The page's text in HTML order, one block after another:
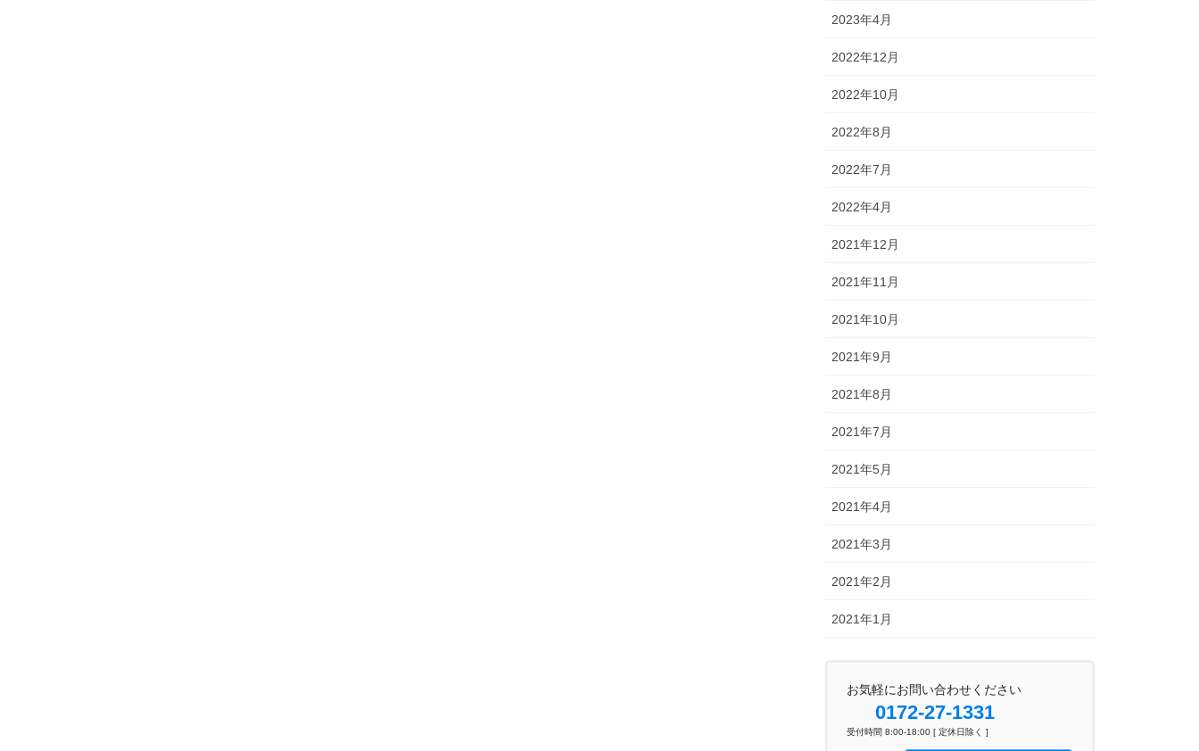
2023年4月
2022年12月
2022年10月
2022年8月
2022年7月
2022年4月
2021年12月
2021年11月
2021年10月
2021年9月
2021年8月
2021年7月
2021年5月
2021年4月
2021年3月
2021年2月
2021年1月
お気軽にお問い合わせください
0172-27-1331
受付時間 8:00-18:00 [ 定休日除く ]